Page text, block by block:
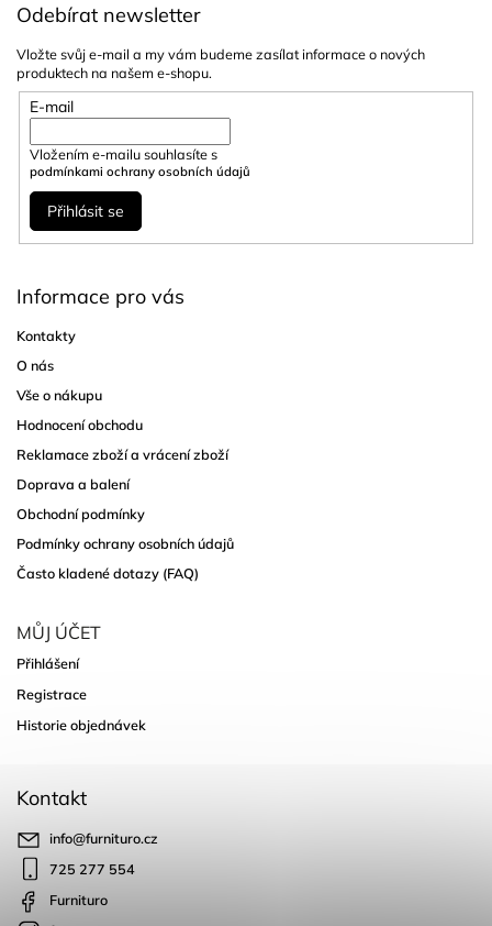
Odebírat newsletter
Vložte svůj e-mail a my vám budeme zasílat informace o nových
produktech na našem e-shopu.
E-mail
Vložením e-mailu souhlasíte s
podmínkami ochrany osobních údajů
Přihlásit se
Informace pro vás
Kontakty
O nás
Vše o nákupu
Hodnocení obchodu
Reklamace zboží a vrácení zboží
Doprava a balení
Obchodní podmínky
Podmínky ochrany osobních údajů
Často kladené dotazy (FAQ)
MŮJ ÚČET
Přihlášení
Registrace
Historie objednávek
Kontakt
info@furnituro.cz
725 277 554
Furnituro